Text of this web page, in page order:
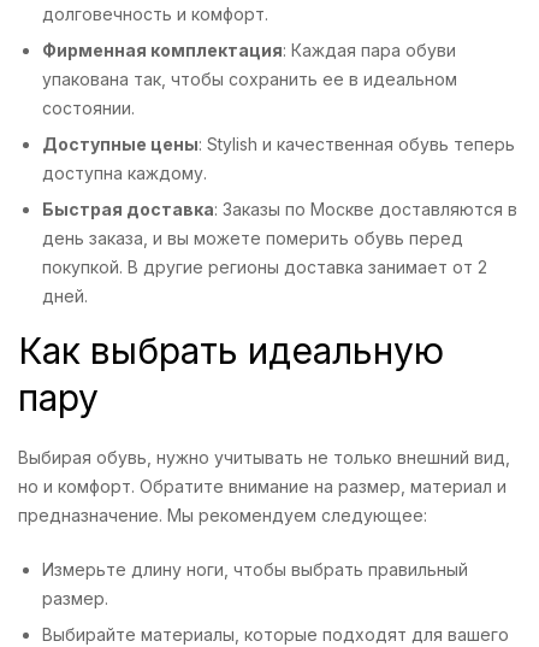
долговечность и комфорт.
Фирменная комплектация: Каждая пара обуви
упакована так, чтобы сохранить ее в идеальном
состоянии.
Доступные цены: Stylish и качественная обувь теперь
доступна каждому.
Быстрая доставка: Заказы по Москве доставляются в
день заказа, и вы можете померить обувь перед
покупкой. В другие регионы доставка занимает от 2
дней.
Как выбрать идеальную
пару
Выбирая обувь, нужно учитывать не только внешний вид,
но и комфорт. Обратите внимание на размер, материал и
предназначение. Мы рекомендуем следующее:
Измерьте длину ноги, чтобы выбрать правильный
размер.
Выбирайте материалы, которые подходят для вашего